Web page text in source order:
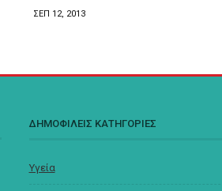
ΣΕΠ 12, 2013
ΔΗΜΟΦΙΛΕΙΣ ΚΑΤΗΓΟΡΙΕΣ
Υγεία